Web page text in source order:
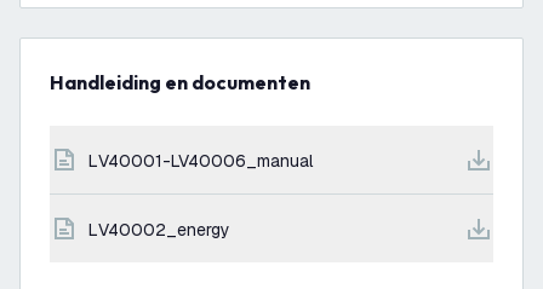
Handleiding en documenten
LV40001-LV40006_manual
LV40002_energy